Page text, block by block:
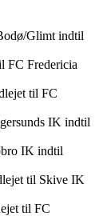
Glimt indtil
FC Fredericia
til FC
IK indtil
IK indtil
til Skive IK
til FC